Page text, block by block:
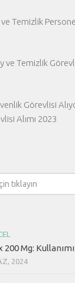
Temizlik
ve Temizlik
Görevlisi
Alımı 2023
200 Mg:
2024